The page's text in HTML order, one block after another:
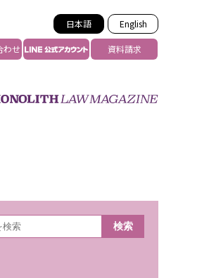
日本語 English
わせ 資料請求
YouTube等SNSのM&A
検索